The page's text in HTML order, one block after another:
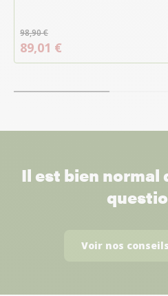
98,90 €
89,01 €
Il est bien normal
Voir nos